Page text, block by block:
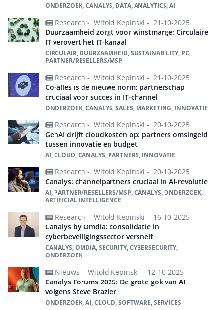
ONDERZOEK, CANALYS, DATA, ANALYTICS, AI
Research - Witold Kepinski - 21-10-2025
Duurzaamheid zorgt voor winstmarge: Circulaire
IT verovert het IT-kanaal
CIRCULAIR, DUURZAAMHEID, SUSTAINABILITY, PC,
PARTNER/RESELLERS/MSP
Research - Witold Kepinski - 21-10-2025
Co-alles is de nieuwe norm: partnerschap
cruciaal voor succes in IT-channel
ONDERZOEK, CANALYS, SALES, MARKETING, INNOVATIE
Research - Witold Kepinski - 20-10-2025
GenAI drijft cloudkosten op: partners omsingeld
tussen innovatie en budget
AI, CLOUD, CANALYS, PARTNERS, INNOVATIE
Research - Witold Kepinski - 20-10-2025
Canalys: channelpartners cruciaal in AI-revolutie
AI, PARTNER/RESELLERS/MSP, CANALYS, ONDERZOEK,
ARTIFICIAL INTELLIGENCE
Research - Witold Kepinski - 16-10-2025
Canalys by Omdia: consolidatie in
cyberbeveiligingssector versnelt
CANALYS, OMDIA, SECURITY, CYBERSECURITY,
ONDERZOEK
Nieuws - Witold Kepinski - 12-10-2025
Canalys Forums 2025: De grote gok van AI
volgens Steve Brazier
ONDERZOEK, AI, CLOUD, SOFTWARE, SERVICES